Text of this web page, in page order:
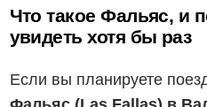
Что такое Фальяс, и
увидеть хотя бы раз
Если вы планируете